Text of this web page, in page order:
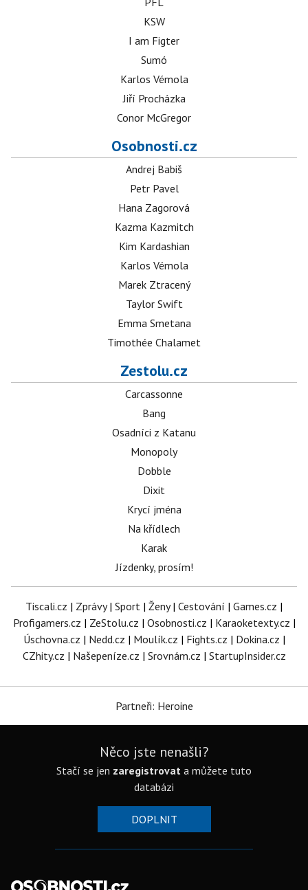
KSW
I am Figter
Sumó
Karlos Vémola
Jiří Procházka
Conor McGregor
Osobnosti.cz
Andrej Babiš
Petr Pavel
Hana Zagorová
Kazma Kazmitch
Kim Kardashian
Karlos Vémola
Marek Ztracený
Taylor Swift
Emma Smetana
Timothée Chalamet
Zestolu.cz
Carcassonne
Bang
Osadníci z Katanu
Monopoly
Dobble
Dixit
Krycí jména
Na křídlech
Karak
Jízdenky, prosím!
Tiscali.cz | Zprávy| Sport | Ženy| Cestování | Games.cz |
Profigamers.cz | ZeStolu.cz | Osobnosti.cz | Karaoketexty.cz |
Úschovna.cz | Nedd.cz | Moulík.cz | Fights.cz | Dokina.cz |
CZhity.cz | Našepeníze.cz | Srovnám.cz | StartupInsider.cz
Partneři: Heroine
Něco jste nenašli?
Stačí se jen zaregistrovat a můžete tuto
databázi
DOPLNIT